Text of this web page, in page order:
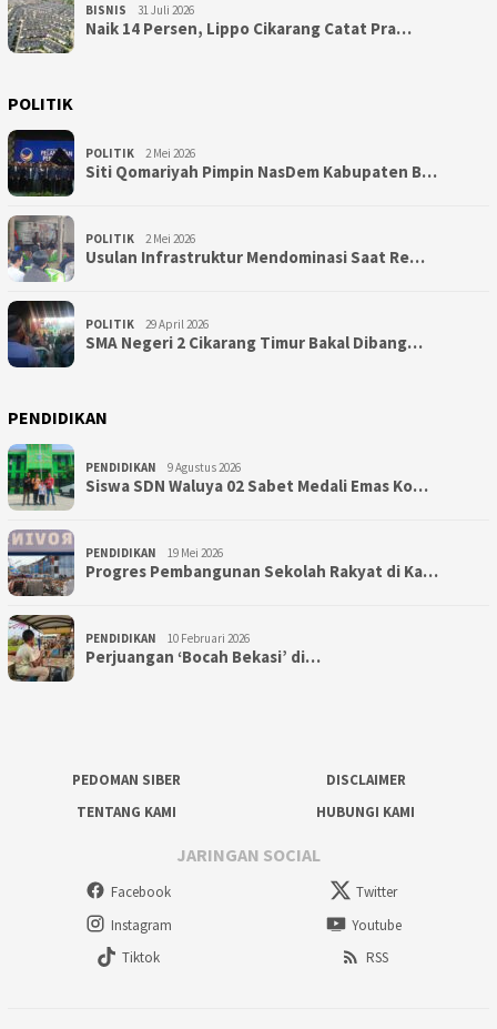
BISNIS 31 Juli 2026
Naik 14 Persen, Lippo Cikarang Catat Pra…
POLITIK
POLITIK 2 Mei 2026
Siti Qomariyah Pimpin NasDem Kabupaten B…
POLITIK 2 Mei 2026
Usulan Infrastruktur Mendominasi Saat Re…
POLITIK 29 April 2026
SMA Negeri 2 Cikarang Timur Bakal Dibang…
PENDIDIKAN
PENDIDIKAN 9 Agustus 2026
Siswa SDN Waluya 02 Sabet Medali Emas Ko…
PENDIDIKAN 19 Mei 2026
Progres Pembangunan Sekolah Rakyat di Ka…
PENDIDIKAN 10 Februari 2026
Perjuangan ‘Bocah Bekasi’ di…
PEDOMAN SIBER
DISCLAIMER
TENTANG KAMI
HUBUNGI KAMI
JARINGAN SOCIAL
Facebook
Twitter
Instagram
Youtube
Tiktok
RSS